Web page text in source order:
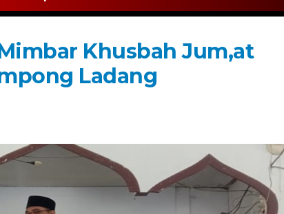
Khusbah Jum,at
Ladang